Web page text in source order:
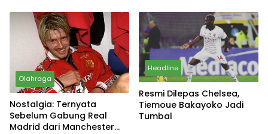
Olahraga
Nostalgia: Ternyata
Sebelum Gabung Real
Madrid dari Manchester
Headline
Resmi Dilepas Chelsea,
Tiemoue Bakayoko Jadi
Tumbal